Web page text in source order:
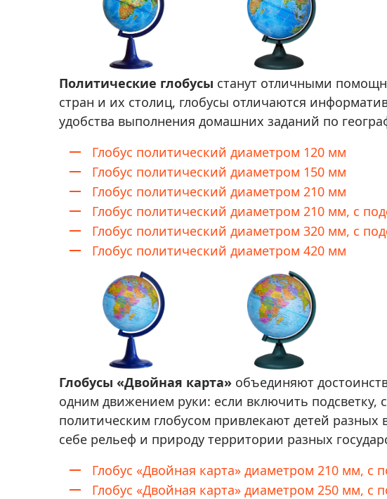
Политические глобусы станут отличными
стран и их столиц, глобусы отличаются
удобства выполнения домашних заданий по
Глобус политический диаметром 120 мм
Глобус политический диаметром 150 мм
Глобус политический диаметром 210 мм
Глобус политический диаметром 210 мм, с
Глобус политический диаметром 320 мм, с
Глобус политический диаметром 420 мм
Глобусы «Двойная карта» объединяют
одним движением руки: если включить
политическим глобусом привлекают детей разных
себе рельеф и природу территории разных
Глобус «Двойная карта» диаметром 210 мм, с
Глобус «Двойная карта» диаметром 250 мм, с